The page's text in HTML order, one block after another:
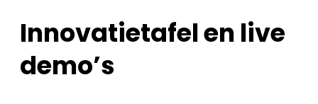
Innovatietafel en live
demo’s